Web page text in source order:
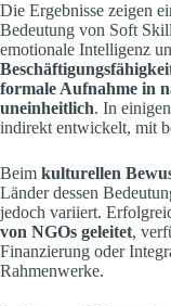
Die Ergebnisse zeigen
Bedeutung von Soft
emotionale Intelligenz
formale Aufnahme in
uneinheitlich. In
indirekt entwickelt, mit
Beim kulturellen
Länder dessen
jedoch variiert.
von NGOs geleitet,
Finanzierung oder
Rahmenwerke.